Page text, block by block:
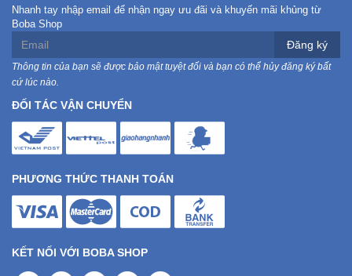
Nhanh tay nhập email để nhận ngay ưu đãi và khuyến mãi khủng từ
Boba Shop
Đăng ký
Thông tin của bạn sẽ được bảo mật tuyệt đối và bạn có thể hủy đăng ký bất
cứ lúc nào.
ĐỐI TÁC VẬN CHUYỂN
PHƯƠNG THỨC THANH TOÁN
KẾT NỐI VỚI BOBA SHOP